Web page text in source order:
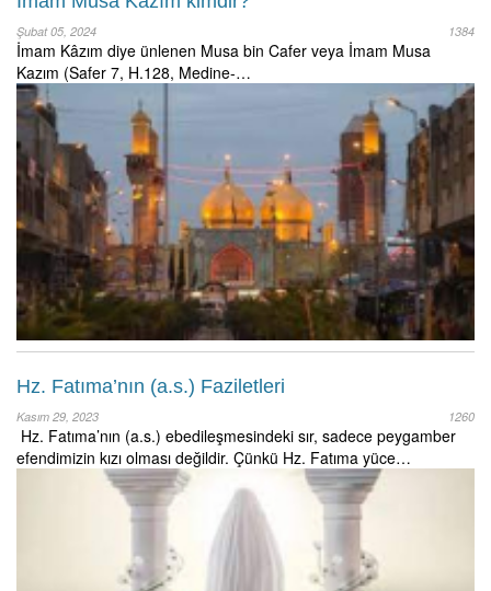
Şubat 05, 2024 1384
İmam Kâzım diye ünlenen Musa bin Cafer veya İmam Musa
Kazım (Safer 7, H.128, Medine-…
Hz. Fatıma’nın (a.s.) Faziletleri
Kasım 29, 2023 1260
Hz. Fatıma’nın (a.s.) ebedileşmesindeki sır, sadece peygamber
efendimizin kızı olması değildir. Çünkü Hz. Fatıma yüce…